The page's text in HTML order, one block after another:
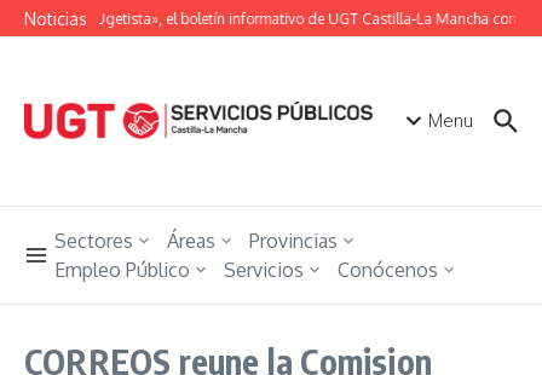
Saltar al contenido
Noticias
«Unión Ugetista», el boletín informativo de UGT Castilla-La Mancha con
Menu
Sectores Áreas
Provincias
Empleo Público
Servicios Conócenos
CORREOS reune la Comision